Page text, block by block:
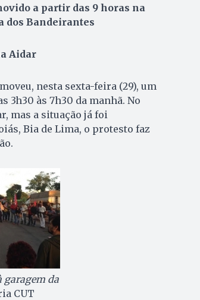
a partir das 9 horas na
dos Bandeirantes
Aidar
nesta sexta-feira (29), um
3h30 às 7h30 da manhã. No
mas a situação já foi
Bia de Lima, o protesto faz
garagem da
CUT